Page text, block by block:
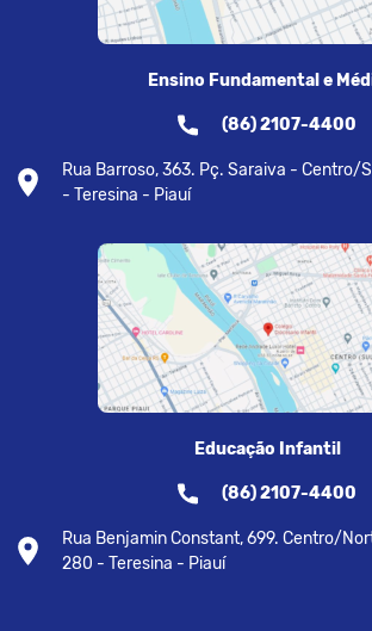
Ensino Fundamental e
(86) 2107-4400
Rua Barroso, 363. Pç. Saraiva - Centro/
- Teresina - Piauí
Educação Infantil
(86) 2107-4400
Rua Benjamin Constant, 699. Centro/
280 - Teresina - Piauí